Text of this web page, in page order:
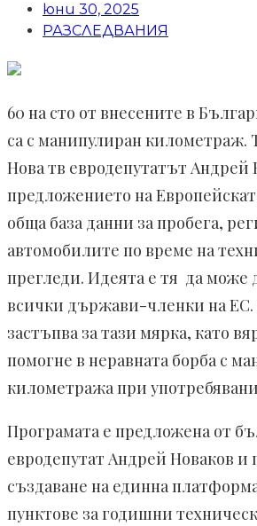
юни 30, 2025
РАЗСЛЕДВАНИЯ
60 на сто от внесените в
са с манипулиран километраж.
Нова тв евродепутатът Андрей
предложението на
обща база данни за пробега,
автомобилите по време на
прегледи. Идеята е тя да може
всички държави-членки на ЕС.
застъпва за тази мярка, като
помогне в неравната борба с
километража при
Програмата е предложена от
евродепутат Андрей Новаков
създаване на единна
пунктове за годишни